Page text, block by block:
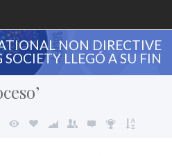
NON DIRECTIVE
LLEGÓ A SU FIN